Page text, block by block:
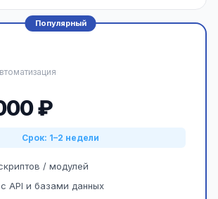
Популярный
₽
Срок: 1–2 недели
/ модулей
API и базами данных